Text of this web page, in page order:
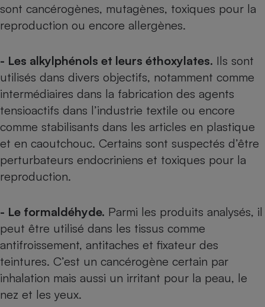
sont cancérogènes, mutagènes, toxiques pour la
reproduction ou encore allergènes.
- Les alkylphénols et leurs éthoxylates. Ils sont
utilisés dans divers objectifs, notamment comme
intermédiaires dans la fabrication des agents
tensioactifs dans l’industrie textile ou encore
comme stabilisants dans les articles en plastique
et en caoutchouc. Certains sont suspectés d’être
perturbateurs endocriniens et toxiques pour la
reproduction.
- Le formaldéhyde. Parmi les produits analysés, il
peut être utilisé dans les tissus comme
antifroissement, antitaches et fixateur des
teintures. C’est un cancérogène certain par
inhalation mais aussi un irritant pour la peau, le
nez et les yeux.